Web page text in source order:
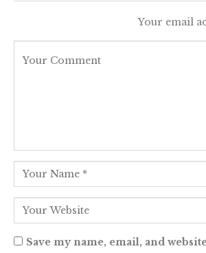
Your email
Save my name, email, and